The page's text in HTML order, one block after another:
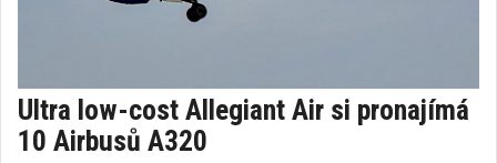
Ultra low-cost Allegiant Air si pronajímá
10 Airbusů A320